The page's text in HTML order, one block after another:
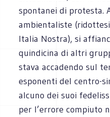
spontanei di protesta.
ambientaliste
Italia Nostra), si
quindicina di altri
stava accadendo sul
esponenti del centro-
alcuno dei suoi
per l’errore compiuto